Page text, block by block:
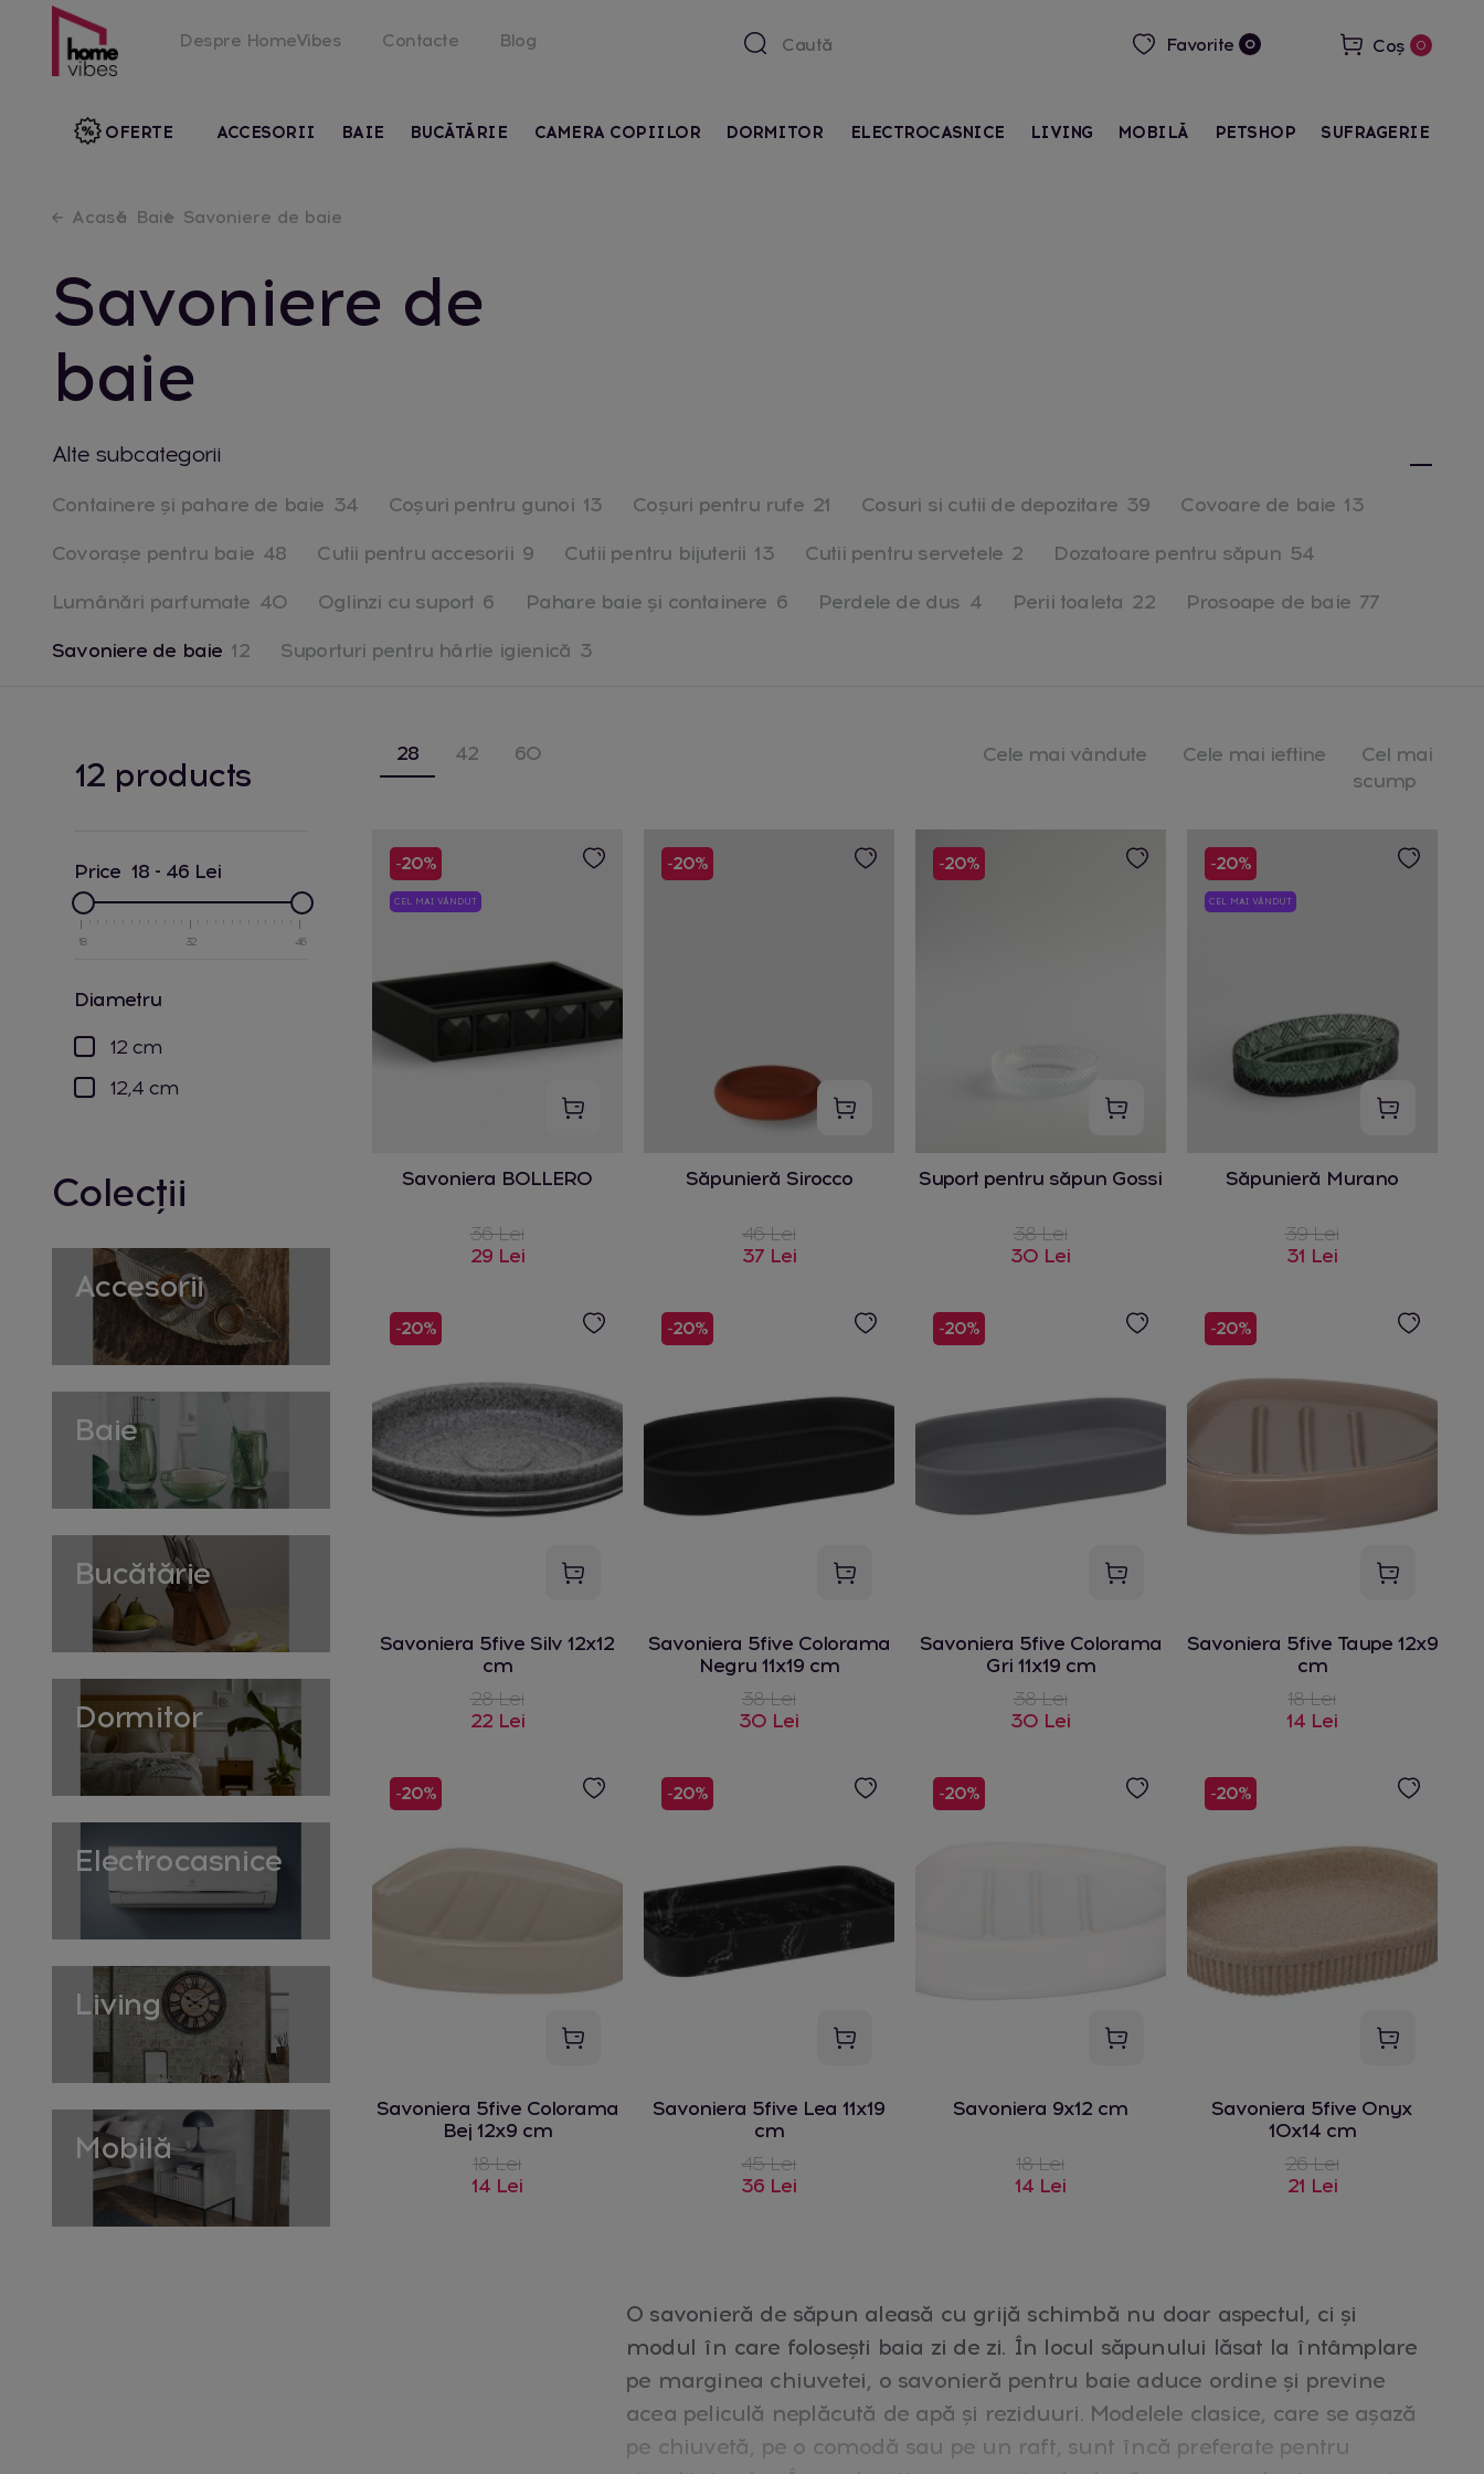
Despre HomeVibes Contacte Blog Favorite 0 Coș 0
ACCESORII BAIE BUCĂTĂRIE CAMERA COPIILOR DORMITOR ELECTROCASNICE LIVING MOBILĂ
OFERTE PETSHOP SUFRAGERIE
Acasă Baie Savoniere de baie
Savoniere de
baie
Alte subcategorii
Containere și pahare de baie 34 Coșuri pentru gunoi 13 Coșuri pentru rufe 21 Cosuri si cutii de depozitare 39 Covoare de baie 13
Covoraşe pentru baie 48 Cutii pentru accesorii 9 Cutii pentru bijuterii 13 Cutii pentru servetele 2 Dozatoare pentru săpun 54
Lumânări parfumate 40 Oglinzi cu suport 6 Pahare baie și containere 6 Perdele de dus 4 Perii toaleta 22 Prosoape de baie 77
Savoniere de baie 12 Suporturi pentru hârtie igienică 3
12 products
Price 18 - 46 Lei
18 32 46
diametru
12 cm
12,4 cm
Colecții
Accesorii
Baie
Bucătărie
Dormitor
Electrocasnice
Living
Mobilă
28 42 60 Cele mai vândute Cele mai ieftine
Cel mai
scump
-20%
CEL MAI VÂNDUT
Savoniera BOLLERO
36 Lei
29 Lei
-20%
Săpunieră Sirocco
46 Lei
37 Lei
-20%
Suport pentru săpun Gossi
38 Lei
30 Lei
-20%
CEL MAI VÂNDUT
Săpunieră Murano
39 Lei
31 Lei
-20%
Savoniera 5five Silv 12x12
cm
28 Lei
22 Lei
-20%
Savoniera 5five Colorama
Negru 11x19 cm
38 Lei
30 Lei
-20%
Savoniera 5five Colorama
Gri 11x19 cm
38 Lei
30 Lei
-20%
Savoniera 5five Taupe 12x9
cm
18 Lei
14 Lei
-20%
Savoniera 5five Colorama
Bej 12x9 cm
18 Lei
14 Lei
-20%
Savoniera 5five Lea 11x19
cm
45 Lei
36 Lei
-20%
Savoniera 9x12 cm
18 Lei
14 Lei
-20%
Savoniera 5five Onyx
10x14 cm
26 Lei
21 Lei
O savonieră de săpun aleasă cu grijă schimbă nu doar aspectul, ci și
modul în care folosești baia zi de zi. În locul săpunului lăsat la întâmplare
pe marginea chiuvetei, o savonieră pentru baie aduce ordine și previne
acea peliculă neplăcută de apă și reziduuri. Modelele clasice, care se așază
pe chiuvetă, pe o comodă sau pe un raft, sunt încă preferate pentru